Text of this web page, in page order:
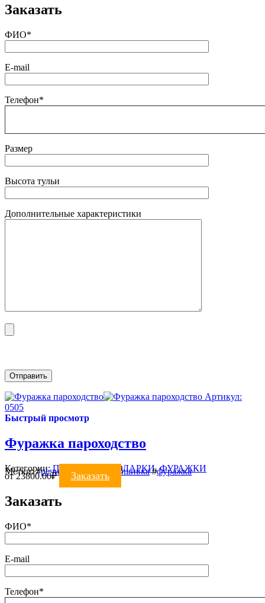
Заказать
ФИО*
E-mail
Телефон*
Размер
Высота тульи
Дополнительные характеристики
Артикул:
0505
Быстрый просмотр
Фуражка пароходство
Категории: Пароходства ПОДАРКИ,ФУРАЖКИ
Метки:#речники# ручная вышивка#фуражка
от23800.00₽ Заказать
Заказать
ФИО*
E-mail
Телефон*